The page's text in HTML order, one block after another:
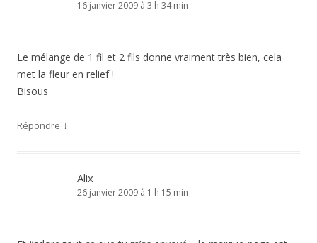
16 janvier 2009 à 3 h 34 min
Le mélange de 1 fil et 2 fils donne vraiment très bien, cela
met la fleur en relief !
Bisous
Répondre ↓
Alix
26 janvier 2009 à 1 h 15 min